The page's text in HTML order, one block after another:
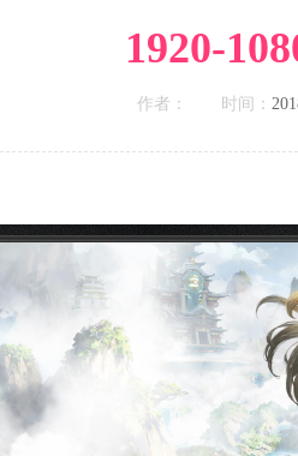
1920-
作者： 时间：